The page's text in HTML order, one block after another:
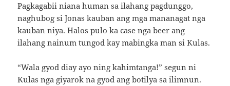
Pagkagabii niana human sa ilahang pagdunggo,
naghubog si Jonas kauban ang mga mananagat nga
kauban niya. Halos pulo ka case nga beer ang
ilahang nainum tungod kay mabingka man si Kulas.
“Wala gyod diay ayo ning kahimtanga!” segun ni
Kulas nga giyarok na gyod ang botilya sa ilimnun.